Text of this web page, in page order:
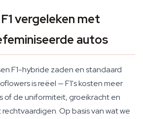
vergeleken met
autos
F1-hybride zaden en standaard
is reëel — F1's kosten meer
of de uniformiteit, groeikracht en
Op basis van wat we